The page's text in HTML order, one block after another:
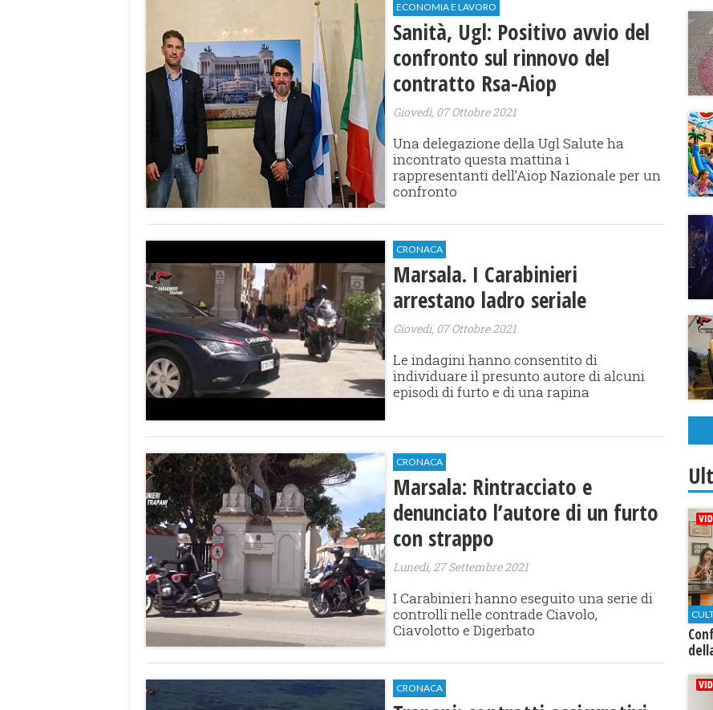
ECONOMIA E LAVORO
Sanità, Ugl: Positivo avvio del
confronto sul rinnovo del
contratto Rsa-Aiop
Giovedì, 07 Ottobre 2021
​Una delegazione della Ugl Salute ha
incontrato questa mattina i
rappresentanti dell’Aiop Nazionale per un
confronto
CRONACA
Marsala. I Carabinieri
arrestano ladro seriale
Giovedì, 07 Ottobre 2021
Le indagini hanno consentito di
individuare il presunto autore di alcuni
episodi di furto e di una rapina
CRONACA
Marsala: Rintracciato e
denunciato l’autore di un furto
con strappo
Lunedì, 27 Settembre 2021
I Carabinieri hanno eseguito una serie di
controlli nelle contrade Ciavolo,
Ciavolotto e Digerbato
CRONACA